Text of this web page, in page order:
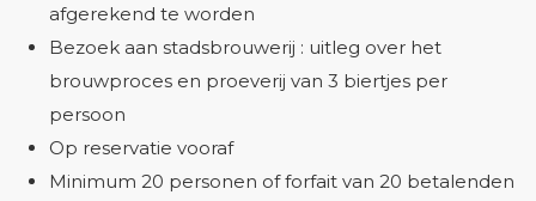
afgerekend te worden
Bezoek aan stadsbrouwerij : uitleg over het
brouwproces en proeverij van 3 biertjes per
persoon
Op reservatie vooraf
Minimum 20 personen of forfait van 20 betalenden